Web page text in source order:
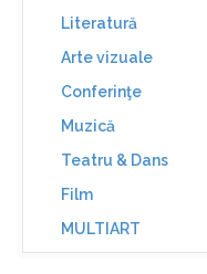
Literatură
Arte vizuale
Conferinţe
Muzică
Teatru & Dans
Film
MULTIART